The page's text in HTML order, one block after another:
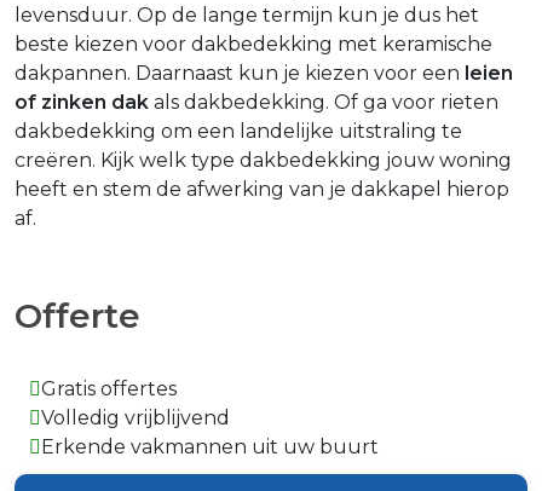
levensduur. Op de lange termijn kun je dus het
beste kiezen voor dakbedekking met keramische
dakpannen. Daarnaast kun je kiezen voor een leien
of zinken dak als dakbedekking. Of ga voor rieten
dakbedekking om een landelijke uitstraling te
creëren. Kijk welk type dakbedekking jouw woning
heeft en stem de afwerking van je dakkapel hierop
af.
Offerte
Gratis offertes
Volledig vrijblijvend
Erkende vakmannen uit uw buurt